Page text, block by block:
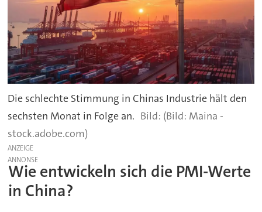
Die schlechte Stimmung in Chinas Industrie hält den
sechsten Monat in Folge an.
(Bild: Maina -
stock.adobe.com)
ANZEIGE
Wie entwickeln sich die PMI-Werte
in China?